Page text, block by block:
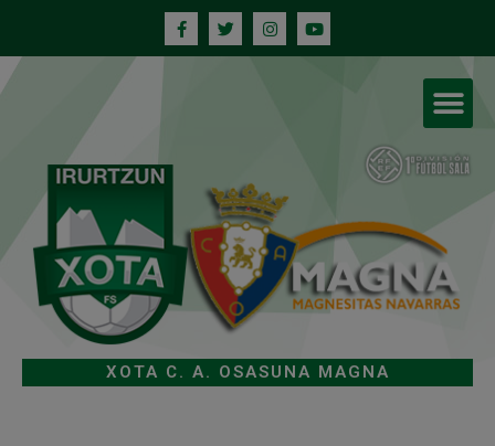
XOTA C. A. OSASUNA MAGNA